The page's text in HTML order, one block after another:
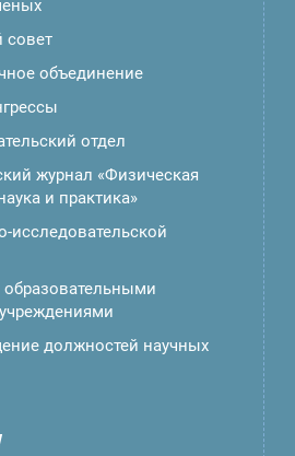
совет
объединение
отдел
журнал «Физическая
и практика»
исследовательской
образовательными
должностей научных